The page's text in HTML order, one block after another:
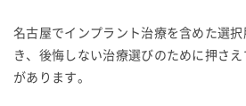
名古屋でインプラント治療を含めた選択
き、後悔しない治療選びのために押さ
があります。